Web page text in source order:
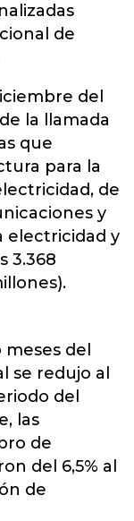
de
del
la llamada
que
para la
de
y
electricidad y
3.368
del
se redujo al
del
las
de
del 6,5% al
de